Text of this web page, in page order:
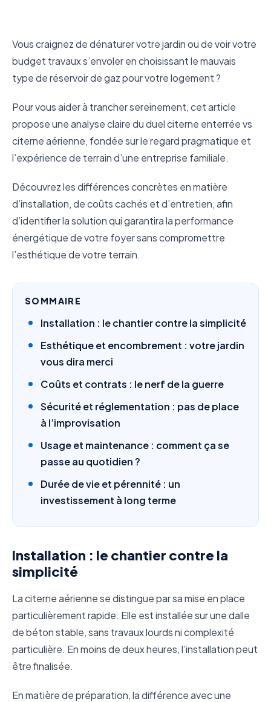
Vous craignez de dénaturer votre jardin ou de voir votre
budget travaux s’envoler en choisissant le mauvais
type de réservoir de gaz pour votre logement ?
Pour vous aider à trancher sereinement, cet article
propose une analyse claire du duel citerne enterrée vs
citerne aérienne, fondée sur le regard pragmatique et
l’expérience de terrain d’une entreprise familiale.
Découvrez les différences concrètes en matière
d’installation, de coûts cachés et d’entretien, afin
d’identifier la solution qui garantira la performance
énergétique de votre foyer sans compromettre
l’esthétique de votre terrain.
SOMMAIRE
Installation : le chantier contre la simplicité
Esthétique et encombrement : votre jardin
vous dira merci
Coûts et contrats : le nerf de la guerre
Sécurité et réglementation : pas de place
à l’improvisation
Usage et maintenance : comment ça se
passe au quotidien ?
Durée de vie et pérennité : un
investissement à long terme
Installation : le chantier contre la
simplicité
La citerne aérienne se distingue par sa mise en place
particulièrement rapide. Elle est installée sur une dalle
de béton stable, sans travaux lourds ni complexité
particulière. En moins de deux heures, l’installation peut
être finalisée.
En matière de préparation, la différence avec une